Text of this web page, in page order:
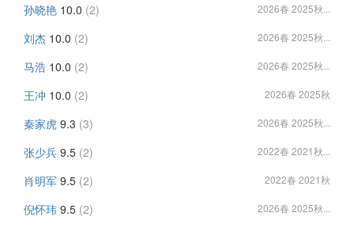
孙晓艳 10.0 (2) 2026春 2025秋...
刘杰 10.0 (2) 2026春 2025秋...
马浩 10.0 (2) 2026春 2025秋...
王冲 10.0 (2) 2026春 2025秋
秦家虎 9.3 (3) 2026春 2025秋...
张少兵 9.5 (2) 2022春 2021秋...
肖明军 9.5 (2) 2022春 2021秋
倪怀玮 9.5 (2) 2026春 2025秋...